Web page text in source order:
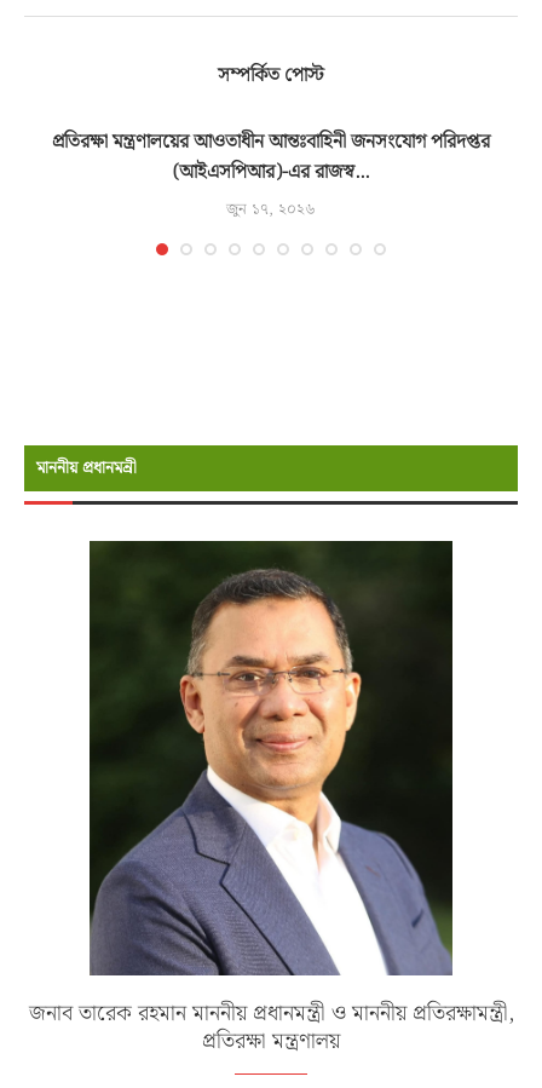
সম্পর্কিত পোস্ট
প্রতিরক্ষা মন্ত্রণালয়ের আওতাধীন আন্তঃবাহিনী জনসংযোগ পরিদপ্তর
(আইএসপিআর)-এর রাজস্ব...
জুন ১৭, ২০২৬
মাননীয় প্রধানমন্রী
জনাব তারেক রহমান মাননীয় প্রধানমন্ত্রী ও মাননীয় প্রতিরক্ষামন্ত্রী,
প্রতিরক্ষা মন্ত্রণালয়